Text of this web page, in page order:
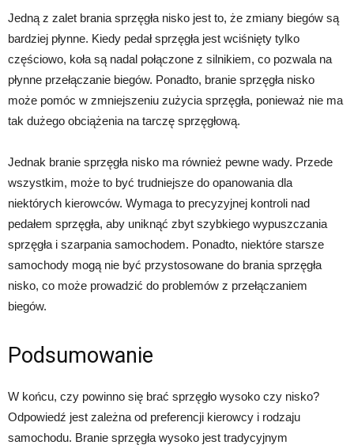
Jedną z zalet brania sprzęgła nisko jest to, że zmiany biegów są
bardziej płynne. Kiedy pedał sprzęgła jest wciśnięty tylko
częściowo, koła są nadal połączone z silnikiem, co pozwala na
płynne przełączanie biegów. Ponadto, branie sprzęgła nisko
może pomóc w zmniejszeniu zużycia sprzęgła, ponieważ nie ma
tak dużego obciążenia na tarczę sprzęgłową.
Jednak branie sprzęgła nisko ma również pewne wady. Przede
wszystkim, może to być trudniejsze do opanowania dla
niektórych kierowców. Wymaga to precyzyjnej kontroli nad
pedałem sprzęgła, aby uniknąć zbyt szybkiego wypuszczania
sprzęgła i szarpania samochodem. Ponadto, niektóre starsze
samochody mogą nie być przystosowane do brania sprzęgła
nisko, co może prowadzić do problemów z przełączaniem
biegów.
Podsumowanie
W końcu, czy powinno się brać sprzęgło wysoko czy nisko?
Odpowiedź jest zależna od preferencji kierowcy i rodzaju
samochodu. Branie sprzęgła wysoko jest tradycyjnym